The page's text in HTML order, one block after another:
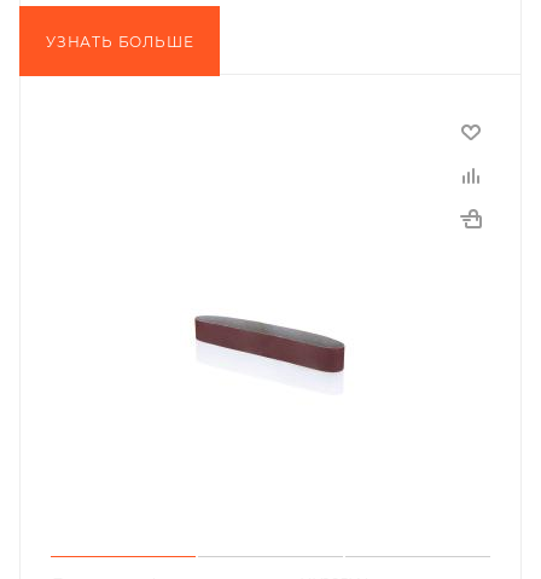
УЗНАТЬ БОЛЬШЕ